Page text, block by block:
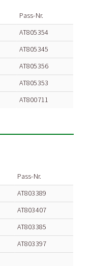
Pass-Nr.
AT805354
AT805345
AT805356
AT805353
AT800711
Pass-Nr.
AT803389
AT803407
AT803385
AT803397